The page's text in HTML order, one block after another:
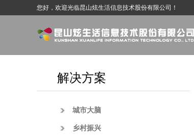
您好，欢迎光临昆山炫生活信息技术股份有限公司！
解决方案
城市大脑
乡村振兴